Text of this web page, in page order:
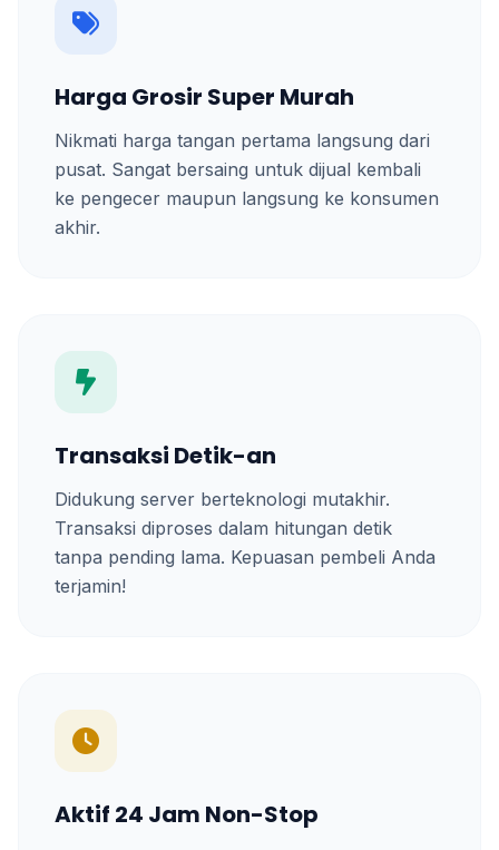
Harga Grosir Super Murah
Nikmati harga tangan pertama langsung dari
pusat. Sangat bersaing untuk dijual kembali
ke pengecer maupun langsung ke konsumen
akhir.
Transaksi Detik-an
Didukung server berteknologi mutakhir.
Transaksi diproses dalam hitungan detik
tanpa pending lama. Kepuasan pembeli Anda
terjamin!
Aktif 24 Jam Non-Stop